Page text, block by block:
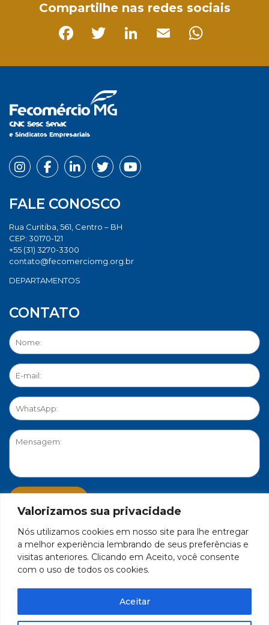
Valorizamos sua privacidade
Nós utilizamos cookies em nosso site para lhe entregar
a melhor experiência lembrando de seus preferências e
visitas anteriores. Clicando em Aceito, você consente
com o uso de todos os cookies.
Aceitar
Compartilhe nas redes sociais
FALE CONOSCO
Rua Curitiba, 561, Centro – BH
CEP: 30170-121
+55 (31) 3270-3300
contato@fecomerciomg.org.br
DEPARTAMENTOS
CONTATO
PORTAL DE PRIVACIDADE
17.271.982/0001-59